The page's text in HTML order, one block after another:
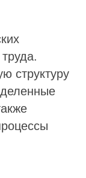
структуру